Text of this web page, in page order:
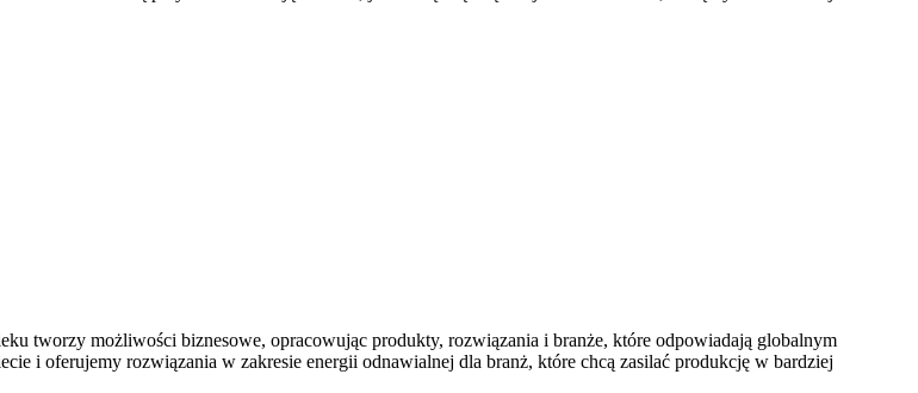
tworzy możliwości biznesowe, opracowując produkty, rozwiązania i branże, które odpowiadają globalnym
i oferujemy rozwiązania w zakresie energii odnawialnej dla branż, które chcą zasilać produkcję w bardziej